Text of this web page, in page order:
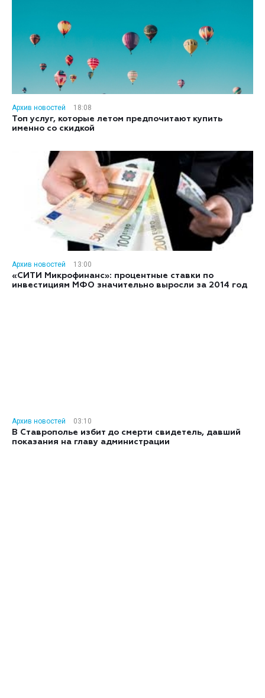
Архив новостей
18:08
Топ услуг, которые летом предпочитают купить
именно со скидкой
Архив новостей
13:00
«СИТИ Микрофинанс»: процентные ставки по
инвестициям МФО значительно выросли за 2014 год
Архив новостей
03:10
В Ставрополье избит до смерти свидетель, давший
показания на главу администрации